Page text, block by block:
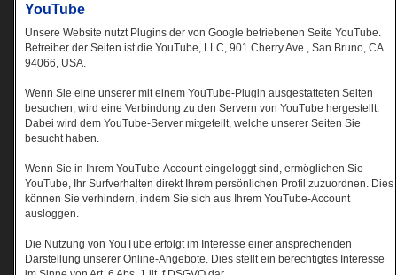
YouTube
Unsere Website nutzt Plugins der von Google betriebenen Seite YouTube.
Betreiber der Seiten ist die YouTube, LLC, 901 Cherry Ave., San Bruno, CA
94066, USA.
Wenn Sie eine unserer mit einem YouTube-Plugin ausgestatteten Seiten
besuchen, wird eine Verbindung zu den Servern von YouTube hergestellt.
Dabei wird dem YouTube-Server mitgeteilt, welche unserer Seiten Sie
besucht haben.
Wenn Sie in Ihrem YouTube-Account eingeloggt sind, ermöglichen Sie
YouTube, Ihr Surfverhalten direkt Ihrem persönlichen Profil zuzuordnen. Dies
können Sie verhindern, indem Sie sich aus Ihrem YouTube-Account
ausloggen.
Die Nutzung von YouTube erfolgt im Interesse einer ansprechenden
Darstellung unserer Online-Angebote. Dies stellt ein berechtigtes Interesse